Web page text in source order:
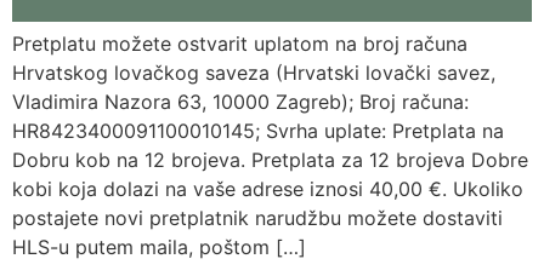
Pretplatu možete ostvarit uplatom na broj računa
Hrvatskog lovačkog saveza (Hrvatski lovački savez,
Vladimira Nazora 63, 10000 Zagreb); Broj računa:
HR8423400091100010145; Svrha uplate: Pretplata na
Dobru kob na 12 brojeva. Pretplata za 12 brojeva Dobre
kobi koja dolazi na vaše adrese iznosi 40,00 €. Ukoliko
postajete novi pretplatnik narudžbu možete dostaviti
HLS-u putem maila, poštom […]